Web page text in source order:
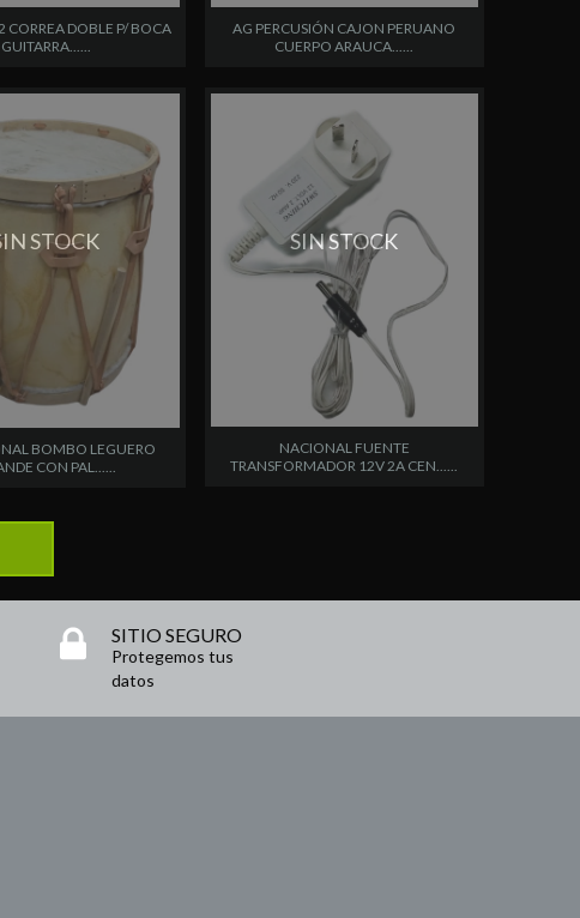
CORREA DOBLE P/ BOCA
GUITARRA......
AG PERCUSIÓN CAJON PERUANO
CUERPO ARAUCA......
STOCK
BOMBO LEGUERO
CON PAL......
SIN STOCK
NACIONAL FUENTE
TRANSFORMADOR 12V 2A CEN......
SITIO SEGURO
Protegemos tus
datos